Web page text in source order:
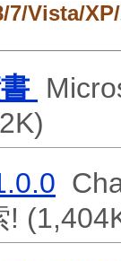
Vista/
!